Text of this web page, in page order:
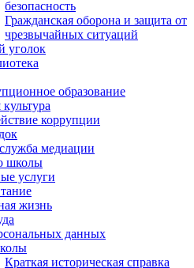
безопасность
Гражданская оборона и защита от
чрезвычайных ситуаций
уголок
образование
коррупции
медиации
школы
услуги
жизнь
данных
Краткая историческая справка